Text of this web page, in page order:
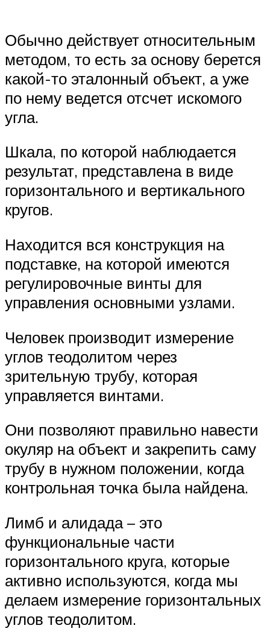
Обычно действует относительным
методом, то есть за основу берется
какой-то эталонный объект, а уже
по нему ведется отсчет искомого
угла.
Шкала, по которой наблюдается
результат, представлена в виде
горизонтального и вертикального
кругов.
Находится вся конструкция на
подставке, на которой имеются
регулировочные винты для
управления основными узлами.
Человек производит измерение
углов теодолитом через
зрительную трубу, которая
управляется винтами.
Они позволяют правильно навести
окуляр на объект и закрепить саму
трубу в нужном положении, когда
контрольная точка была найдена.
Лимб и алидада – это
функциональные части
горизонтального круга, которые
активно используются, когда мы
делаем измерение горизонтальных
углов теодолитом.